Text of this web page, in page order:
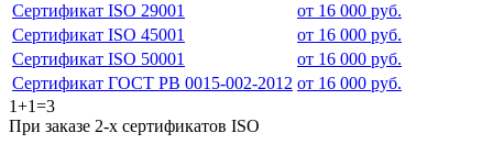
Сертификат ISO 29001
от 16 000 руб.
Сертификат ISO 45001
от 16 000 руб.
Сертификат ISO 50001
от 16 000 руб.
Сертификат ГОСТ РВ 0015-002-2012 от 16 000 руб.
1+1=3
При заказе 2-х сертификатов ISO